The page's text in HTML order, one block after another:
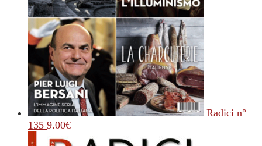
Radici n°
135 9.00€